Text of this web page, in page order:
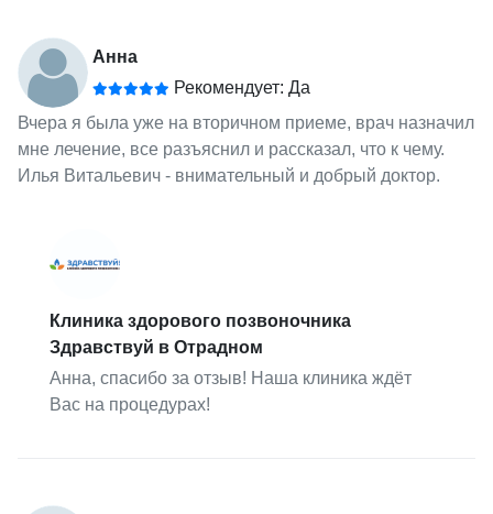
Анна
Рекомендует: Да
Вчера я была уже на вторичном приеме, врач назначил
мне лечение, все разъяснил и рассказал, что к чему.
Илья Витальевич - внимательный и добрый доктор.
Клиника здорового позвоночника
Здравствуй в Отрадном
Анна, спасибо за отзыв! Наша клиника ждёт
Вас на процедурах!